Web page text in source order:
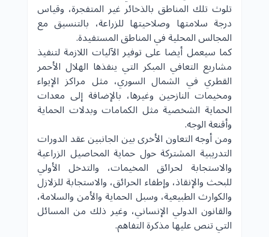
تلوث تلك المناطق بالذخائر غير المتفجرة، وقياس
درجة سلامتها وصلاحيتها للزراعة، بالتنسيق مع
المجالس المحلية في المناطق المستفيدة.
كما سيعمل أيضا على توفير الآليات اللازمة لتنفيذ
مشاريع التعافي المبكر التي ينفذها الهلال الأحمر
القطري في الشمال السوري، مثل مراكز الإيواء
ومخيمات النازحين وغيرها، بالإضافة إلى معدات
الحماية الشخصية مثل الكمامات وبدلات الحماية
وأقنعة الوجه.
ومن أوجه التعاون الأخرى بين الجانبين عقد الدورات
التدريبية المشتركة حول حماية المحاصيل الزراعية
والاستجابة لحرائق المخيمات، والتدخل الأولي
للبحث والإنقاذ، وإطفاء الحرائق، والاستجابة للزلازل
والكوارث الطبيعية، وسبل الحماية والأمن والسلامة،
والقانون الدولي الإنساني، وغير ذلك من المسائل
التي تنص عليها مذكرة التفاهم.